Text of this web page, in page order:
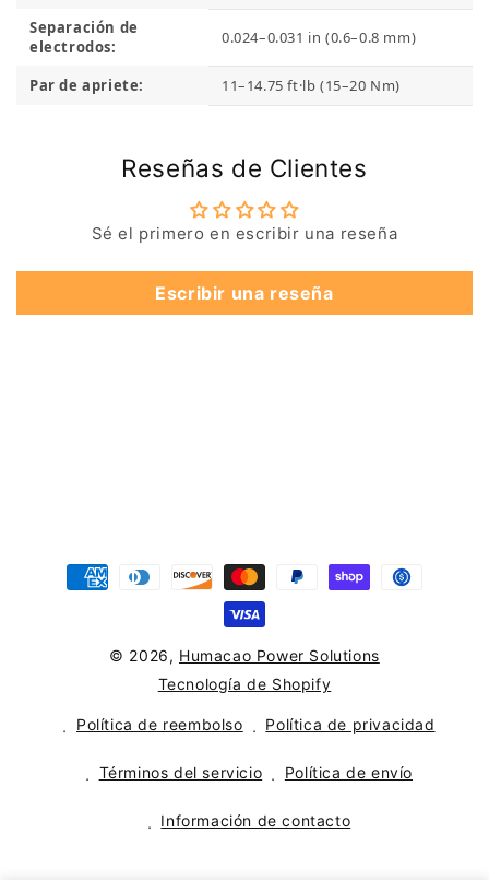
Separación de
electrodos:
0.024–0.031 in (0.6–0.8 mm)
Par de apriete: 11–14.75 ft·lb (15–20 Nm)
Reseñas de Clientes
Sé el primero en escribir una reseña
Escribir una reseña
Formas
© 2026, Humacao Power Solutions
Tecnología de Shopify
Política de reembolso Política de privacidad
Términos del servicio Política de envío
Información de contacto